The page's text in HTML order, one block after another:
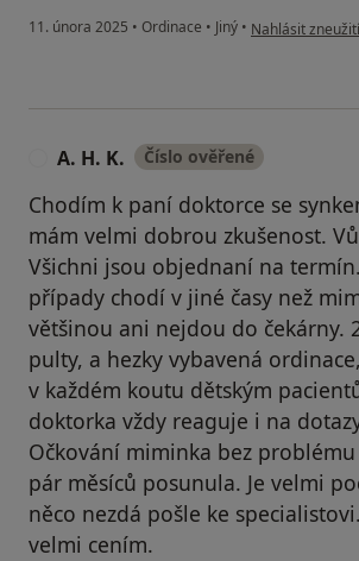
11. února 2025 • Ordinace • Jiný • podle názoru
Nahlásit zneužití
A. H. K. Číslo ověřené
Chodím k paní doktorce se
mám velmi dobrou zkušenost.
Všichni jsou objednaní na
případy chodí v jiné časy než
většinou ani nejdou do čekárny.
pulty, a hezky vybavená
v každém koutu dětským
doktorka vždy reaguje i na
Očkování miminka bez
pár měsíců posunula. Je velmi
něco nezdá pošle ke
velmi cením.